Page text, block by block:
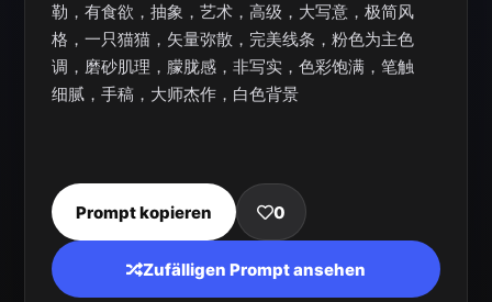
勒，有食欲，抽象，艺术，高级，大写意，极简风
格，一只猫猫，矢量弥散，完美线条，粉色为主色
调，磨砂肌理，朦胧感，非写实，色彩饱满，笔触
细腻，手稿，大师杰作，白色背景
Prompt kopieren 0
Zufälligen Prompt ansehen